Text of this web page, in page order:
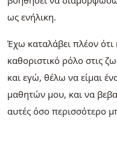
ως ενήλικη.
Έχω καταλάβει πλέον
καθοριστικό ρόλο στις
και εγώ, θέλω να είμαι
μαθητών μου, και να
αυτές όσο περισσότερο